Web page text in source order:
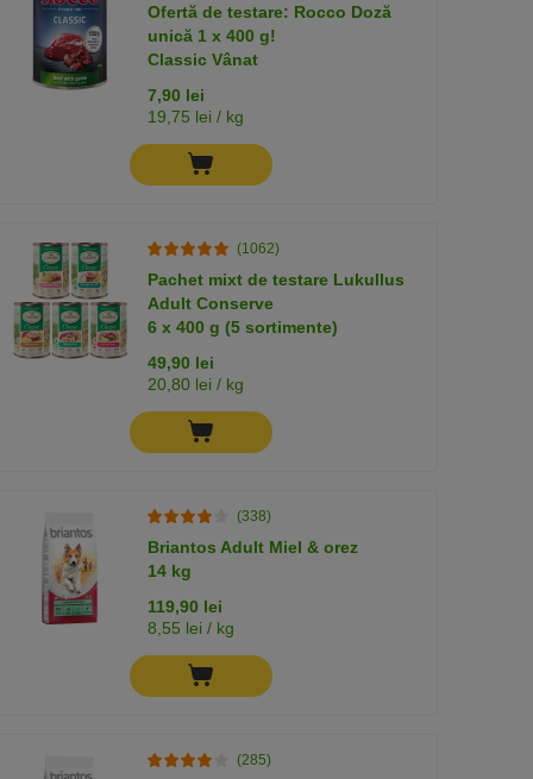
Ofertă de testare: Rocco Doză
unică 1 x 400 g!
Classic Vânat
7,90 lei
19,75 lei / kg
(1062)
Pachet mixt de testare Lukullus
Adult Conserve
6 x 400 g (5 sortimente)
49,90 lei
20,80 lei / kg
(338)
Briantos Adult Miel & orez
14 kg
119,90 lei
8,55 lei / kg
(285)